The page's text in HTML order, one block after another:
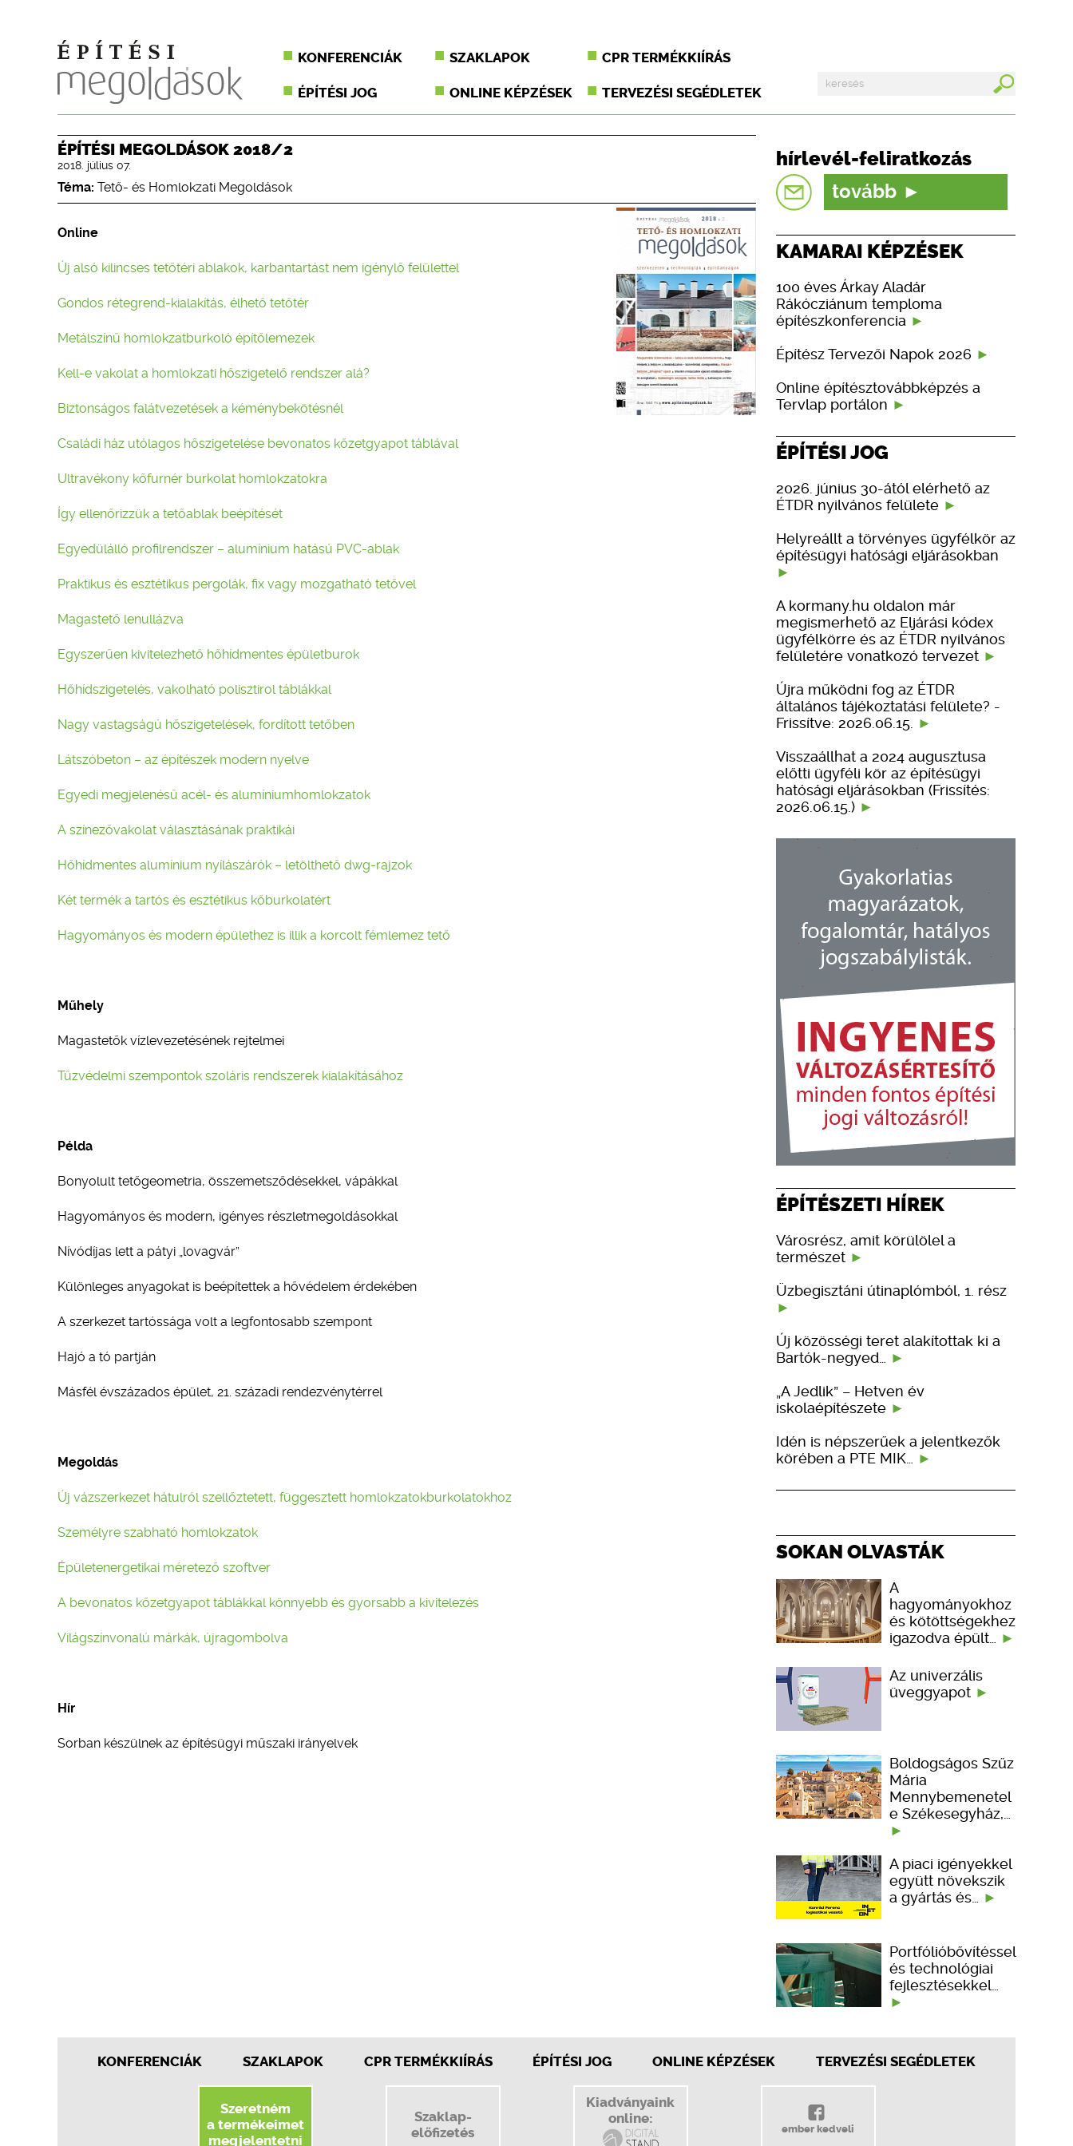
KONFERENCIÁK SZAKLAPOK CPR TERMÉKKIÍRÁS
ÉPÍTÉSI JOG ONLINE KÉPZÉSEK TERVEZÉSI SEGÉDLETEK
ÉPÍTÉSI MEGOLDÁSOK 2018/2
2018. július 07.
Téma: Tető- és Homlokzati Megoldások
Online
Új alsó kilincses tetőtéri ablakok, karbantartást nem igénylő felülettel
Gondos rétegrend-kialakítás, élhető tetőtér
Metálszínű homlokzatburkoló építőlemezek
Kell-e vakolat a homlokzati hőszigetelő rendszer alá?
Biztonságos falátvezetések a kéménybekötésnél
Családi ház utólagos hőszigetelése bevonatos kőzetgyapot táblával
Ultravékony kőfurnér burkolat homlokzatokra
Így ellenőrizzük a tetőablak beépítését
Egyedülálló profilrendszer – alumínium hatású PVC-ablak
Praktikus és esztétikus pergolák, fix vagy mozgatható tetővel
Magastető lenullázva
Egyszerűen kivitelezhető hőhídmentes épületburok
Hőhídszigetelés, vakolható polisztirol táblákkal
Nagy vastagságú hőszigetelések, fordított tetőben
Látszóbeton – az építészek modern nyelve
Egyedi megjelenésű acél- és alumíniumhomlokzatok
A színezővakolat választásának praktikái
Hőhídmentes alumínium nyílászárók – letölthető dwg-rajzok
Két termék a tartós és esztétikus kőburkolatért
Hagyományos és modern épülethez is illik a korcolt fémlemez tető
Műhely
Magastetők vízlevezetésének rejtelmei
Tűzvédelmi szempontok szoláris rendszerek kialakításához
Példa
Bonyolult tetőgeometria, összemetsződésekkel, vápákkal
Hagyományos és modern, igényes részletmegoldásokkal
Nívódíjas lett a pátyi „lovagvár”
Különleges anyagokat is beépítettek a hővédelem érdekében
A szerkezet tartóssága volt a legfontosabb szempont
Hajó a tó partján
Másfél évszázados épület, 21. századi rendezvénytérrel
Megoldás
Új vázszerkezet hátulról szellőztetett, függesztett homlokzatokburkolatokhoz
Személyre szabható homlokzatok
Épületenergetikai méretező szoftver
A bevonatos kőzetgyapot táblákkal könnyebb és gyorsabb a kivitelezés
Világszínvonalú márkák, újragombolva
Hír
Sorban készülnek az építésügyi műszaki irányelvek
hírlevél-feliratkozás
tovább
KAMARAI KÉPZÉSEK
100 éves Árkay Aladár
Rákócziánum temploma
építészkonferencia
Építész Tervezői Napok 2026
Online építésztovábbképzés a
Tervlap portálon
ÉPÍTÉSI JOG
2026. június 30-ától elérhető az
ÉTDR nyilvános felülete
Helyreállt a törvényes ügyfélkör az
építésügyi hatósági eljárásokban
A kormany.hu oldalon már
megismerhető az Eljárási kódex
ügyfélkörre és az ÉTDR nyilvános
felületére vonatkozó tervezet
Újra működni fog az ÉTDR
általános tájékoztatási felülete? -
Frissítve: 2026.06.15.
Visszaállhat a 2024 augusztusa
előtti ügyféli kör az építésügyi
hatósági eljárásokban (Frissítés:
2026.06.15.)
ÉPÍTÉSZETI HÍREK
Városrész, amit körülölel a
természet
Üzbegisztáni útinaplómból, 1. rész
Új közösségi teret alakítottak ki a
Bartók-negyed…
„A Jedlik” – Hetven év
iskolaépítészete
Idén is népszerűek a jelentkezők
körében a PTE MIK…
SOKAN OLVASTÁK
A
hagyományokhoz
és kötöttségekhez
igazodva épült…
Az univerzális
üveggyapot
Boldogságos Szűz
Mária
Mennybemenetel
e Székesegyház,…
A piaci igényekkel
együtt növekszik
a gyártás és…
Portfólióbővítéssel
és technológiai
fejlesztésekkel…
KONFERENCIÁK SZAKLAPOK CPR TERMÉKKIÍRÁS ÉPÍTÉSI JOG ONLINE KÉPZÉSEK TERVEZÉSI SEGÉDLETEK
Szeretném
a termékeimet
megjelentetni
Szaklap-
előfizetés
Kiadványaink
online:
ember kedveli